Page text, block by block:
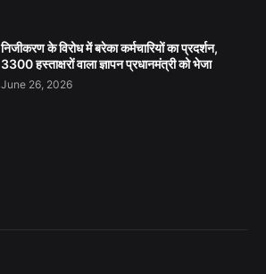
निजीकरण के विरोध में बरेका कर्मचारियों का प्रदर्शन,
3300 हस्ताक्षरों वाला ज्ञापन प्रधानमंत्री को भेजा
June 26, 2026